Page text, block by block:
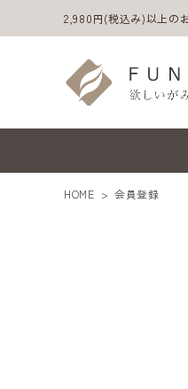
2,980円(税込み)以上の
HOME 会員登録